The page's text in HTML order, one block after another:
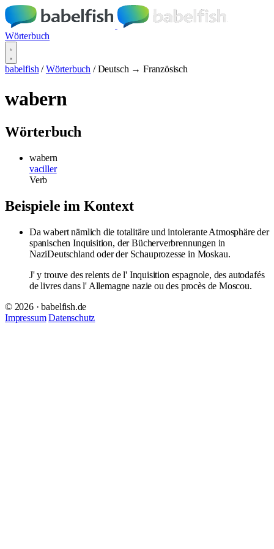
Wörterbuch
babelfish / Wörterbuch / Deutsch → Französisch
wabern
Wörterbuch
wabern
vaciller
Verb
Beispiele im Kontext
Da wabert nämlich die totalitäre und intolerante Atmosphäre der
spanischen Inquisition, der Bücherverbrennungen in
NaziDeutschland oder der Schauprozesse in Moskau.
J' y trouve des relents de l' Inquisition espagnole, des autodafés
de livres dans l' Allemagne nazie ou des procès de Moscou.
© 2026 · babelfish.de
Impressum Datenschutz